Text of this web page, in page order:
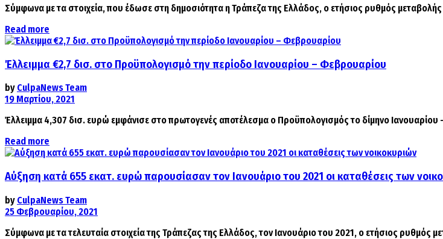
Σύμφωνα με τα στοιχεία, που έδωσε στη δημοσιότητα η Τράπεζα της Ελλάδος, ο ετήσιος ρυθμός
Read more
Έλλειμμα €2,7 δισ. στο Προϋπολογισμό την περίοδο Ιανουαρίου – Φεβρουαρίου
by CulpaNews Team
19 Μαρτίου, 2021
Έλλειμμα 4,307 δισ. ευρώ εμφάνισε στο πρωτογενές αποτέλεσμα ο Προϋπολογισμός το δίμηνο
Read more
Αύξηση κατά 655 εκατ. ευρώ παρουσίασαν τον Ιανουάριο του 2021 οι καταθέσεις των
by CulpaNews Team
25 Φεβρουαρίου, 2021
Σύμφωνα με τα τελευταία στοιχεία της Τράπεζας της Ελλάδος, τον Ιανουάριο του 2021, ο ετήσιος ρυθμός